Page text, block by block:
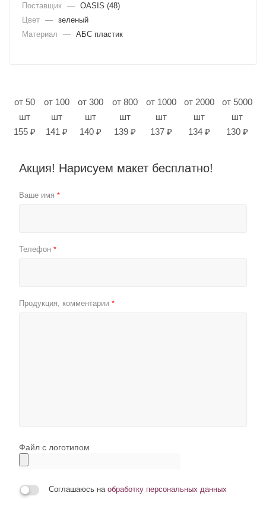
Поставщик — OASIS (48)
Цвет — зеленый
Материал
— АБС пластик
от 50
шт
155 ₽
от 100
шт
141 ₽
от 300
шт
140 ₽
от 800
шт
139 ₽
от 1000
шт
137 ₽
от 2000
шт
134 ₽
от 5000
шт
130 ₽
Акция! Нарисуем макет бесплатно!
Ваше имя *
Телефон *
Продукция, комментарии *
Файл с логотипом
Соглашаюсь на обработку персональных данных